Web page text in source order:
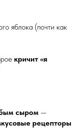
яблока (почти как
кричит «я
сыром —
рецепторы